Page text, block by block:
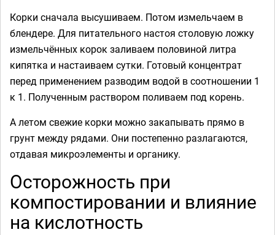
Корки сначала высушиваем. Потом измельчаем в
блендере. Для питательного настоя столовую ложку
измельчённых корок заливаем половиной литра
кипятка и настаиваем сутки. Готовый концентрат
перед применением разводим водой в соотношении 1
к 1. Полученным раствором поливаем под корень.
А летом свежие корки можно закапывать прямо в
грунт между рядами. Они постепенно разлагаются,
отдавая микроэлементы и органику.
Осторожность при
компостировании и влияние
на кислотность